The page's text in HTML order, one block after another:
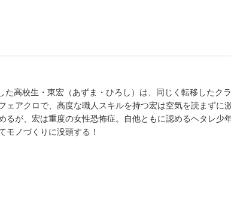
高校生・東宏（あずま・ひろし）は、同じく転移したク
アクロで、高度な職人スキルを持つ宏は空気を読まずに
が、宏は重度の女性恐怖症。自他ともに認めるヘタレ少
モノづくりに没頭する！